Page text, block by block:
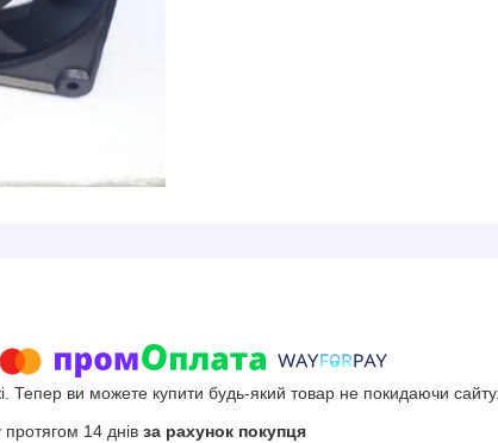
Тепер ви можете купити будь-який товар не покидаючи сайту.
14 днів за рахунок покупця